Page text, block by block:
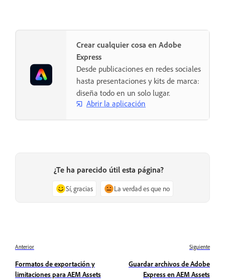
Crear cualquier cosa en Adobe
Express
Desde publicaciones en redes sociales
hasta presentaciones y kits de marca:
diseña todo en un solo lugar.
Abrir la aplicación
¿Te ha parecido útil esta página?
Sí, gracias La verdad es que no
Anterior
Formatos de exportación y
limitaciones para AEM Assets
Siguiente
Guardar archivos de Adobe
Express en AEM Assets